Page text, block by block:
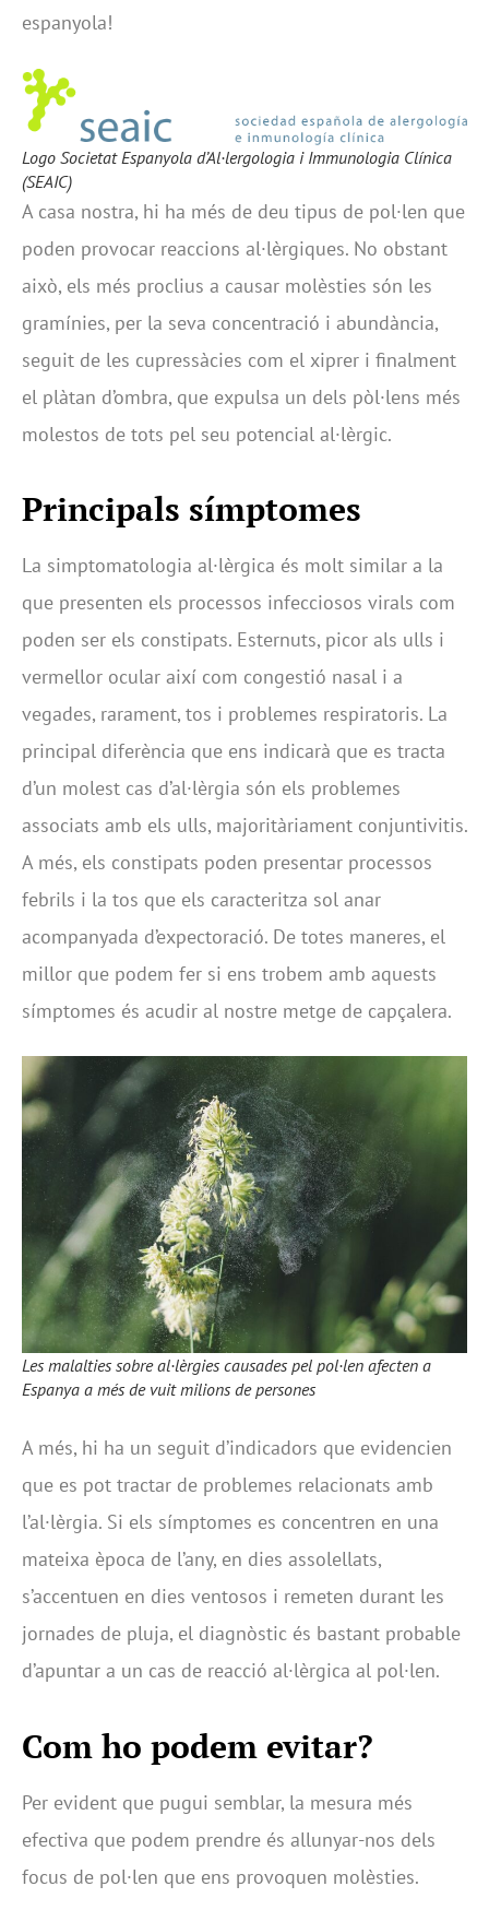
espanyola!
Logo Societat Espanyola d’Al·lergologia i Immunologia Clínica
(SEAIC)
A casa nostra, hi ha més de deu tipus de pol·len que
poden provocar reaccions al·lèrgiques. No obstant
això, els més proclius a causar molèsties són les
gramínies, per la seva concentració i abundància,
seguit de les cupressàcies com el xiprer i finalment
el plàtan d’ombra, que expulsa un dels pòl·lens més
molestos de tots pel seu potencial al·lèrgic.
Principals símptomes
La simptomatologia al·lèrgica és molt similar a la
que presenten els processos infecciosos virals com
poden ser els constipats. Esternuts, picor als ulls i
vermellor ocular així com congestió nasal i a
vegades, rarament, tos i problemes respiratoris. La
principal diferència que ens indicarà que es tracta
d’un molest cas d’al·lèrgia són els problemes
associats amb els ulls, majoritàriament conjuntivitis.
A més, els constipats poden presentar processos
febrils i la tos que els caracteritza sol anar
acompanyada d’expectoració. De totes maneres, el
millor que podem fer si ens trobem amb aquests
símptomes és acudir al nostre metge de capçalera.
Les malalties sobre al·lèrgies causades pel pol·len afecten a
Espanya a més de vuit milions de persones
A més, hi ha un seguit d’indicadors que evidencien
que es pot tractar de problemes relacionats amb
l’al·lèrgia. Si els símptomes es concentren en una
mateixa època de l’any, en dies assolellats,
s’accentuen en dies ventosos i remeten durant les
jornades de pluja, el diagnòstic és bastant probable
d’apuntar a un cas de reacció al·lèrgica al pol·len.
Com ho podem evitar?
Per evident que pugui semblar, la mesura més
efectiva que podem prendre és allunyar-nos dels
focus de pol·len que ens provoquen molèsties.